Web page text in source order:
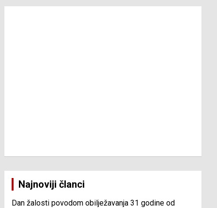
Najnoviji članci
Dan žalosti povodom obilježavanja 31 godine od